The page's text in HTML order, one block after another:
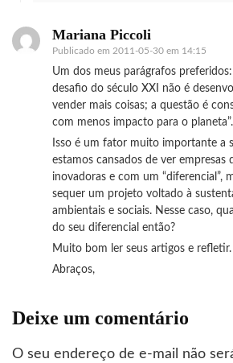
Mariana Piccoli
Publicado em 2011-05-30 em 14:15
Um dos meus parágrafos
desafio do século XXI não é
vender mais coisas; a questão é
com menos impacto para o planeta”.
Isso é um fator muito importante a
estamos cansados de ver empresas
inovadoras e com um “diferencial”,
sequer um projeto voltado à
ambientais e sociais. Nesse caso,
do seu diferencial então?
Muito bom ler seus artigos e refletir.
Abraços,
Deixe um comentário
O seu endereço de e-mail não